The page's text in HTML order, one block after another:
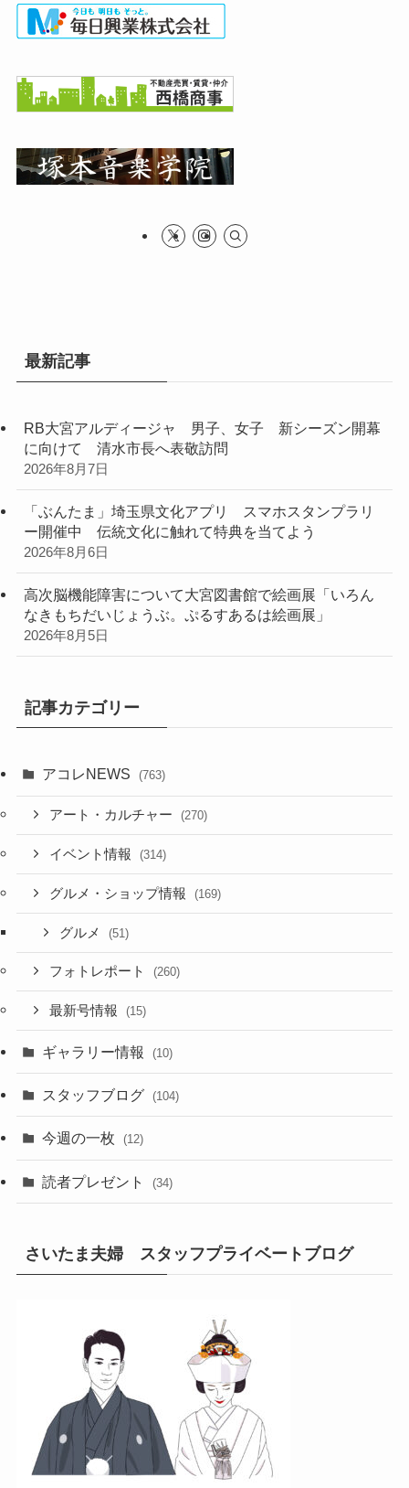
最新記事
RB大宮アルディージャ 男子、女子 新シーズン開幕
に向けて 清水市長へ表敬訪問
2026年8月7日
「ぶんたま」埼玉県文化アプリ スマホスタンプラリ
ー開催中 伝統文化に触れて特典を当てよう
2026年8月6日
高次脳機能障害について大宮図書館で絵画展「いろん
なきもちだいじょうぶ。ぷるすあるは絵画展」
2026年8月5日
記事カテゴリー
アコレNEWS (763)
アート・カルチャー (270)
イベント情報 (314)
グルメ・ショップ情報 (169)
グルメ (51)
フォトレポート (260)
最新号情報 (15)
ギャラリー情報 (10)
スタッフブログ (104)
今週の一枚 (12)
読者プレゼント (34)
さいたま夫婦 スタッフプライベートブログ